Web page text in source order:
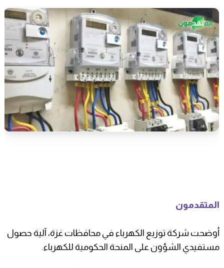
المتقدمون
أوضحت شركة توزيع الكهرباء في محافظات غزة، آلية حصول
مستفيدي الشؤون على المنحة الحكومية للكهرباء.